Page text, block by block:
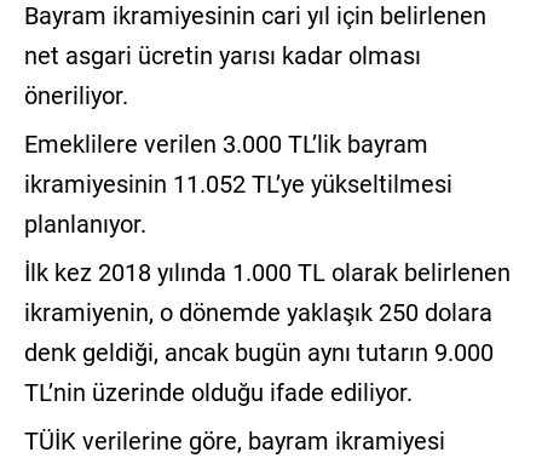
Bayram ikramiyesinin cari yıl için belirlenen
net asgari ücretin yarısı kadar olması
öneriliyor.
Emeklilere verilen 3.000 TL’lik bayram
ikramiyesinin 11.052 TL’ye yükseltilmesi
planlanıyor.
İlk kez 2018 yılında 1.000 TL olarak belirlenen
ikramiyenin, o dönemde yaklaşık 250 dolara
denk geldiği, ancak bugün aynı tutarın 9.000
TL’nin üzerinde olduğu ifade ediliyor.
TÜİK verilerine göre, bayram ikramiyesi